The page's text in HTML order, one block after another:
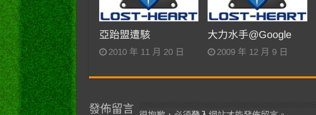
亞跆盟遭駭
2010 年 11 月 20 日
大力水手@Google
2009 年 12 月 9 日
發佈留言